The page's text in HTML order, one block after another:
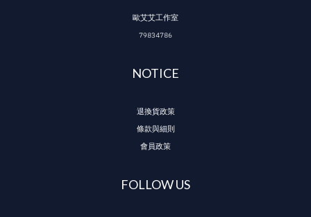
歐艾艾工作室
79834786
NOTICE
退換貨政策
條款與細則
會員政策
FOLLOW US